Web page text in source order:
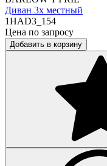
Диван 3х местный
1HAD3_154
Цена по запросу
Добавить в корзину